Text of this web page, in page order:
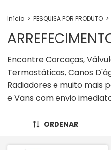
Início > PESQUISA POR PRODUTO >
Encontre Carcaças,
Termostáticas, Canos
Radiadores e muito mais
e Vans com envio
ORDENAR